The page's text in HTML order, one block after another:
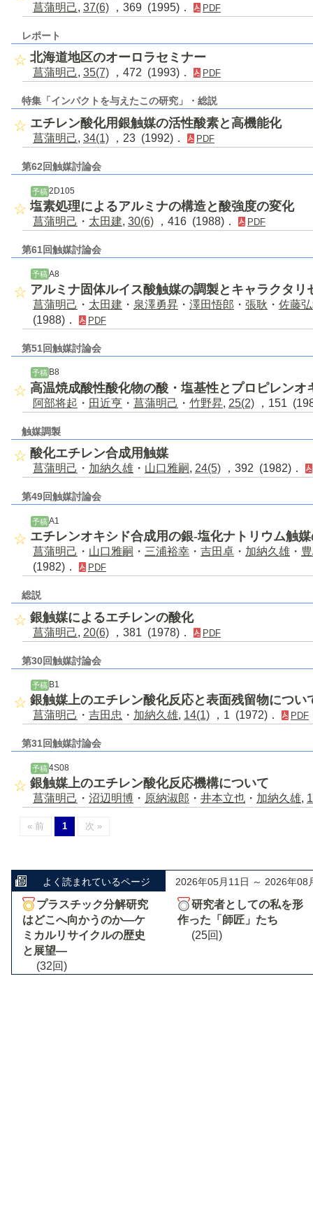
菖蒲明己, 37(6) ，369 (1995)． PDF
レポート
北海道地区のオーロラセミナー
菖蒲明己, 35(7) ，472 (1993)． PDF
特集「インパクトを与えたこの研究」・総説
エチレン酸化用銀触媒の活性酸素と高機能化
菖蒲明己, 34(1) ，23 (1992)． PDF
第62回触媒討論会
予稿2D105
塩素処理によるアルミナの構造と酸強度の変化
菖蒲明己 ・ 太田建, 30(6) ，416 (1988)． PDF
第61回触媒討論会
予稿 A8
アルミナ固体ルイス酸触媒の調製とキャラクタリ
菖蒲明己 ・ 太田建 ・ 泉澤勇昇 ・ 澤田悟郎 ・ 張耿 ・ 佐藤
(1988)．
PDF
第51回触媒討論会
予稿 B8
高温焼成酸性酸化物の酸・塩基性とプロピレンオ
阿部将起 ・ 田近亨 ・ 菖蒲明己 ・ 竹野昇, 25(2) ，151
触媒調製
酸化エチレン合成用触媒
菖蒲明己 ・ 加納久雄 ・ 山口雅嗣, 24(5) ，392 (1982)．
第49回触媒討論会
予稿A1
エチレンオキシド合成用の銀-塩化ナトリウム触
菖蒲明己 ・ 山口雅嗣 ・ 三浦裕幸 ・ 吉田卓 ・ 加納久雄 ・
(1982)．
PDF
総説
銀触媒によるエチレンの酸化
菖蒲明己, 20(6) ，381 (1978)． PDF
第30回触媒討論会
予稿 B1
銀触媒上のエチレン酸化反応と表面残留物につい
菖蒲明己 ・ 吉田忠 ・ 加納久雄, 14(1) ，1 (1972)． PDF
第31回触媒討論会
予稿 4S08
銀触媒上のエチレン酸化反応機構について
菖蒲明己 ・ 沼辺明博 ・ 原納淑郎 ・ 井本立也 ・ 加納久雄,
« 前 1 次 »
よく読まれているページ 2026年05月11日 ～ 2026年08
プラスチック分解研究
はどこへ向かうのか―ケ
ミカルリサイクルの歴史
と展望―
(32回)
研究者としての私を形
作った「師匠」たち
(25回)